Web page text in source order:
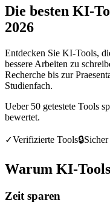
Die besten KI-
2026
Entdecken Sie KI-Tools,
bessere Arbeiten zu
Recherche bis zur
Studienfach.
Ueber 50 getestete Tools
bewertet.
✓Verifizierte Tools🔒
Warum KI-
Zeit sparen